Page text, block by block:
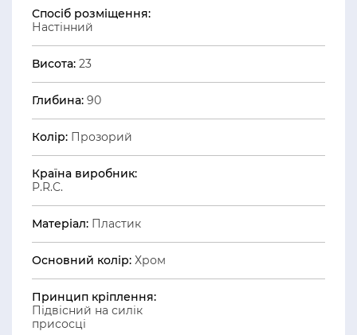
Спосіб розміщення:
Настінний
Висота: 23
Глибина: 90
Колір: Прозорий
Країна виробник:
P.R.C.
Матеріал: Пластик
Основний колір: Хром
Принцип кріплення:
Підвісний на силік
присосці